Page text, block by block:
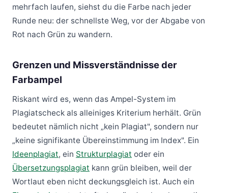
mehrfach laufen, siehst du die Farbe nach jeder
Runde neu: der schnellste Weg, vor der Abgabe von
Rot nach Grün zu wandern.
Grenzen und Missverständnisse der
Farbampel
Riskant wird es, wenn das Ampel-System im
Plagiatscheck als alleiniges Kriterium herhält. Grün
bedeutet nämlich nicht „kein Plagiat", sondern nur
„keine signifikante Übereinstimmung im Index". Ein
Ideenplagiat, ein Strukturplagiat oder ein
Übersetzungsplagiat kann grün bleiben, weil der
Wortlaut eben nicht deckungsgleich ist. Auch ein